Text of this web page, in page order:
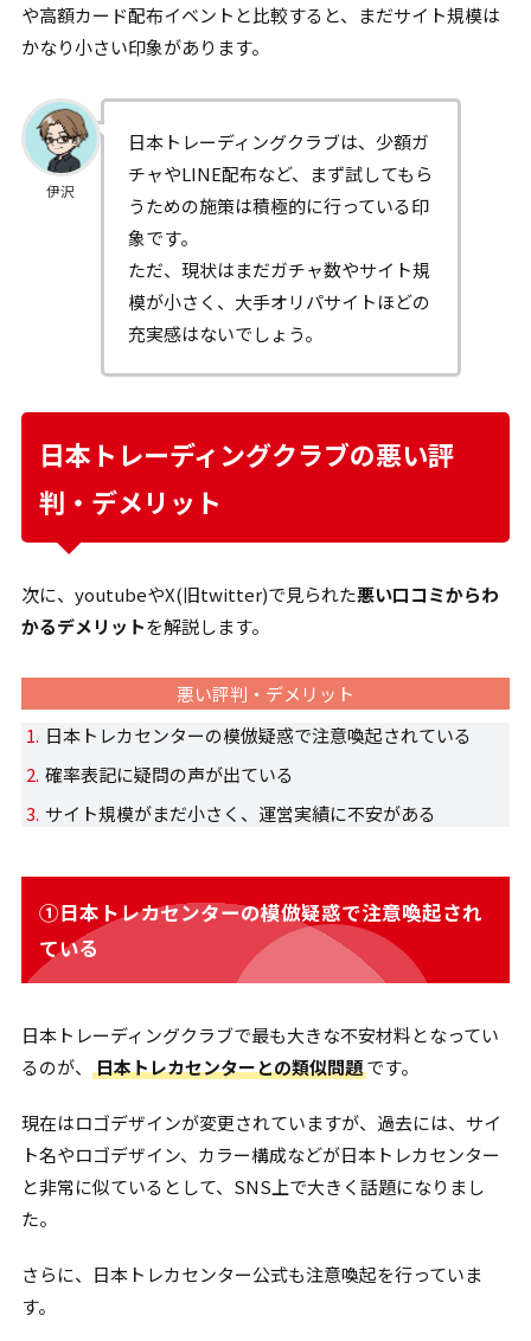
や高額カード配布イベントと比較すると、まだサイト規模は
かなり小さい印象があります。
伊沢
日本トレーディングクラブは、少額ガ
チャやLINE配布など、まず試してもら
うための施策は積極的に行っている印
象です。
ただ、現状はまだガチャ数やサイト規
模が小さく、大手オリパサイトほどの
充実感はないでしょう。
日本トレーディングクラブの悪い評
判・デメリット
次に、youtubeやX(旧twitter)で見られた悪い口コミからわ
かるデメリットを解説します。
悪い評判・デメリット
日本トレカセンターの模倣疑惑で注意喚起されている
確率表記に疑問の声が出ている
サイト規模がまだ小さく、運営実績に不安がある
①日本トレカセンターの模倣疑惑で注意喚起され
ている
日本トレーディングクラブで最も大きな不安材料となってい
るのが、
日本トレカセンターとの類似問題です。
現在はロゴデザインが変更されていますが、過去には、サイ
ト名やロゴデザイン、カラー構成などが日本トレカセンター
と非常に似ているとして、SNS上で大きく話題になりまし
た。
さらに、日本トレカセンター公式も注意喚起を行っていま
す。